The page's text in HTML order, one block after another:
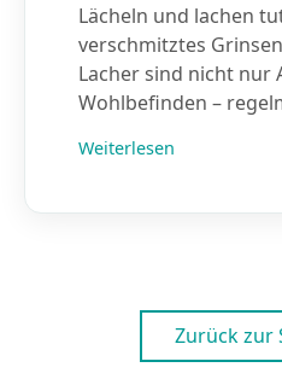
Lächeln und lachen
verschmitztes
Lacher sind nicht nur
Wohlbefinden –
Weiterlesen
Zurück zur